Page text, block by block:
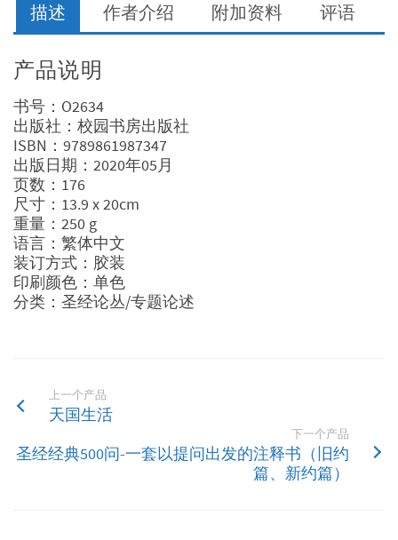
数
量
描述 作者介绍 附加资料 评语
产品说明
书号：O2634
出版社：校园书房出版社
ISBN：9789861987347
出版日期：2020年05月
页数：176
尺寸：13.9 x 20cm
重量：250 g
语言：繁体中文
装订方式：胶装
印刷颜色：单色
分类：圣经论丛/专题论述
上一个产品
天国生活
下一个产品
圣经经典500问-一套以提问出发的注释书（旧约
篇、新约篇）